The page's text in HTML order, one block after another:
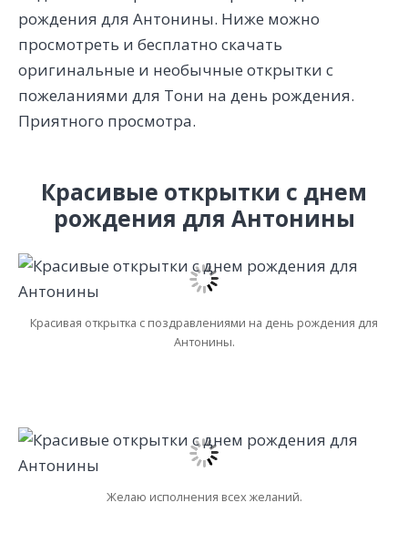
рождения для Антонины. Ниже можно
просмотреть и бесплатно скачать
оригинальные и необычные открытки с
пожеланиями для Тони на день рождения.
Приятного просмотра.
Красивые открытки с днем
рождения для Антонины
Красивая открытка с поздравлениями на день рождения для
Антонины.
Желаю исполнения всех желаний.